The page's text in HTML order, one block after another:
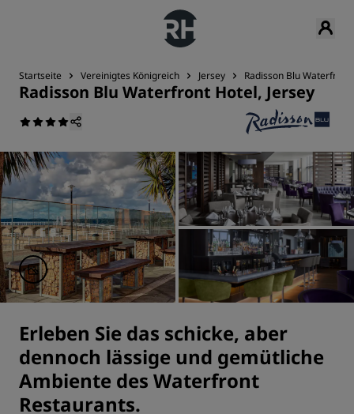
Startseite Vereinigtes Königreich Jersey Radisson Blu Waterfront
Radisson Blu Waterfront Hotel, Jersey
Erleben Sie das schicke, aber
dennoch lässige und gemütliche
Ambiente des Waterfront
Restaurants.